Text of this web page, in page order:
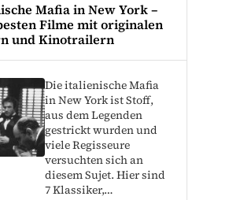
Mafia in New York –
Filme mit originalen
und Kinotrailern
Die italienische Mafia
in New York ist Stoff,
aus dem Legenden
gestrickt wurden und
viele Regisseure
versuchten sich an
diesem Sujet. Hier sind
7 Klassiker,…